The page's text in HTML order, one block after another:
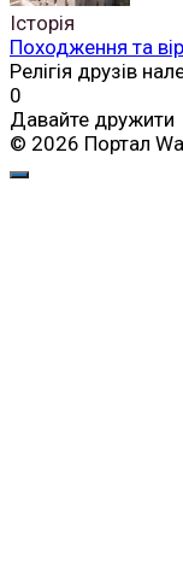
Історія
Походження та
Релігія друзів
0
Давайте дружити
© 2026 Портал